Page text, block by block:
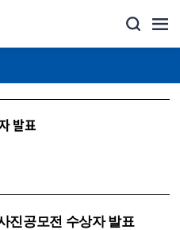
발표
진공모전 수상자 발표